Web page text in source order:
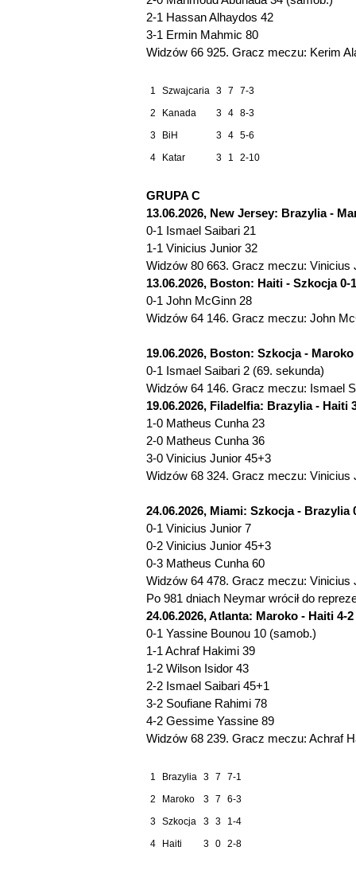
2-1 Hassan Alhaydos 42
3-1 Ermin Mahmic 80
Widzów 66 925. Gracz meczu: Kerim
1 Szwajcaria 3 7
7-3
2
Kanada 3 4 8-3
3
BiH 3 4 5-6
4
Katar 3 1 2-10
GRUPA C
13.06.2026, New Jersey: Brazylia -
0-1 Ismael Saibari 21
1-1 Vinicius Junior 32
Widzów 80 663. Gracz meczu: Vinicius
13.06.2026, Boston: Haiti - Szkocja 0-
0-1 John McGinn 28
Widzów 64 146. Gracz meczu: John
19.06.2026, Boston: Szkocja - Maroko
0-1 Ismael Saibari 2 (69. sekunda)
Widzów 64 146. Gracz meczu: Ismael
19.06.2026, Filadelfia: Brazylia - Haiti
1-0 Matheus Cunha 23
2-0 Matheus Cunha 36
3-0 Vinicius Junior 45+3
Widzów 68 324. Gracz meczu: Vinicius
24.06.2026, Miami: Szkocja - Brazylia
0-1 Vinicius Junior 7
0-2 Vinicius Junior 45+3
0-3 Matheus Cunha 60
Widzów 64 478. Gracz meczu: Vinicius
Po 981 dniach Neymar wrócił do
24.06.2026, Atlanta: Maroko - Haiti 4-2
0-1 Yassine Bounou 10 (samob.)
1-1 Achraf Hakimi 39
1-2 Wilson Isidor 43
2-2 Ismael Saibari 45+1
3-2 Soufiane Rahimi 78
4-2 Gessime Yassine 89
Widzów 68 239. Gracz meczu: Achraf
1 Brazylia 3 7
7-1
2
Maroko 3 7
6-3
3 Szkocja 3 3
1-4
4
Haiti 3 0 2-8